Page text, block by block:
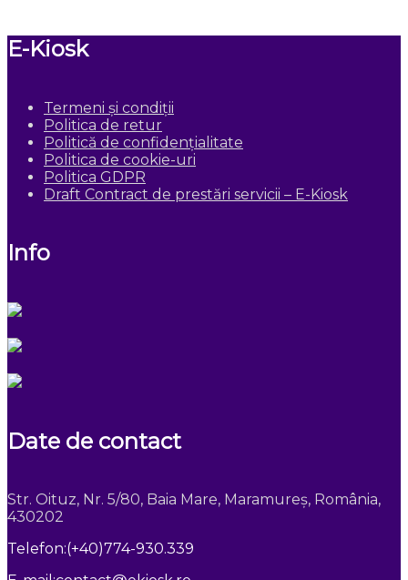
E-Kiosk
Termeni și condiții
Politica de retur
Politică de confidențialitate
Politica de cookie-uri
Politica GDPR
Draft Contract de prestări servicii – E-Kiosk
Info
Date de contact
Str. Oituz, Nr. 5/80, Baia Mare, Maramureș, România,
430202
Telefon:(+40)774-930.339